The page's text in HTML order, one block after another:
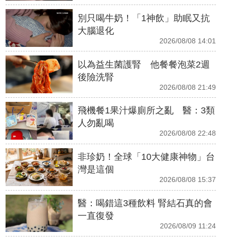
別只喝牛奶！「1神飲」助眠又抗
大腦退化
2026/08/08 14:01
以為益生菌護腎 他餐餐泡菜2週
後險洗腎
2026/08/08 21:49
飛機餐1果汁爆廁所之亂 醫：3類
人勿亂喝
2026/08/08 22:48
非珍奶！全球「10大健康神物」台
灣是這個
2026/08/08 15:37
醫：喝錯這3種飲料 腎結石真的會
一直復發
2026/08/09 11:24